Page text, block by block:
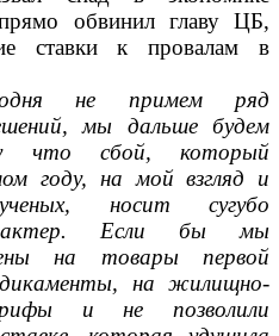
обвинил главу ЦБ,
ставки к провалам в
не примем ряд
мы дальше будем
что сбой, который
году, на мой взгляд и
носит сугубо
Если бы мы
на товары первой
на жилищно-
и не позволили